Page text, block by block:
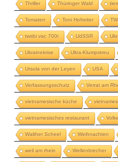
Thriller Thüringer Wald
Tomaten Toni Hofreiter
twsbi vac 700r UdSSR
Ukrainekrise Ultra-Klumpstreu
Ursula von der Leyen USA
Verfassungsschutz Verrat am
vietnamesische küche
vietnamesisches restaurant
Walther Scheel Weihnachten
weil am rhein Wellenbrecher